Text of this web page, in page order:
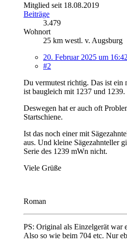
Mitglied seit 18.08.2019
Beiträge
3.479
Wohnort
25 km westl. v. Augsburg
20. Februar 2025 um 16:42
#2
Du vermutest richtig. Das ist ein
ist baugleich mit 1237 und
Deswegen hat er auch oft
Startschiene.
Ist das noch einer mit
aus. Und kleine Sägezahnteller
Serie des 1239 mWn nicht.
Viele Grüße
Roman
PS: Original als Einzelgerät war
Also so wie beim 704 etc. Nur